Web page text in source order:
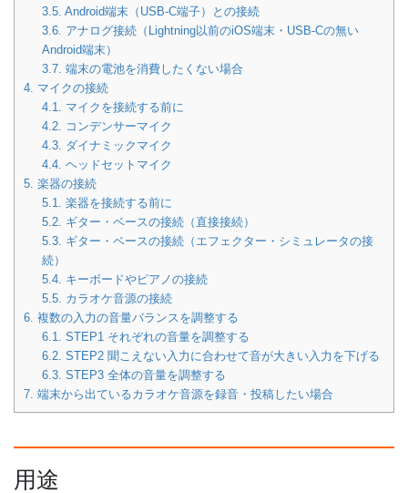
3.5. Android端末（USB-C端子）との接続
3.6. アナログ接続（Lightning以前のiOS端末・USB-Cの無い
Android端末）
3.7. 端末の電池を消費したくない場合
4. マイクの接続
4.1.
マイクを接続する前に
4.2.
コンデンサーマイク
4.3. ダイナミックマイク
4.4. ヘッドセットマイク
5. 楽器の接続
5.1.
楽器を接続する前に
5.2. ギター・ベースの接続（直接接続）
5.3. ギター・ベースの接続（エフェクター・シミュレータの接
続）
5.4. キーボードやピアノの接続
5.5. カラオケ音源の接続
6. 複数の入力の音量バランスを調整する
6.1.
STEP1 それぞれの音量を調整する
6.2. STEP2 聞こえない入力に合わせて音が大きい入力を下げる
6.3. STEP3 全体の音量を調整する
7. 端末から出ているカラオケ音源を録音・投稿したい場合
用途